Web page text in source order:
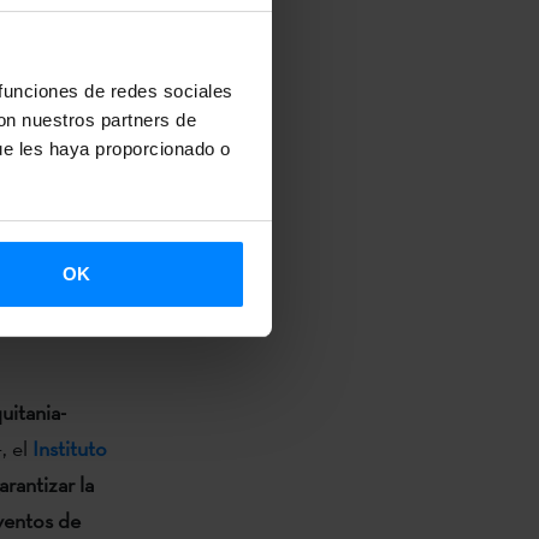
de redes sociales
nuestros partners de
les haya proporcionado o
OK
Garikoitz
de
Rocher de
de
el Instituto
la
de